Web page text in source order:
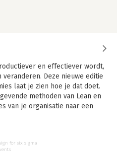
en effectiever wordt,
Deze nieuwe editie
laat je zien hoe je dat doet.
methoden van Lean en
van je organisatie naar een
je organisatie.
for six sigma